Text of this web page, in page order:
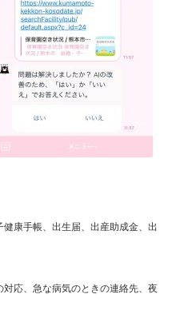
康手帳、出生届、出産助成金、出
応、急な病気のときの連絡先、夜